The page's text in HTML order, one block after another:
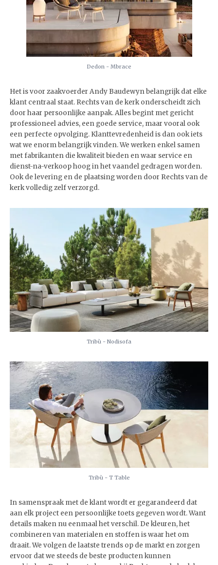
Dedon - Mbrace
Het is voor zaakvoerder Andy Baudewyn belangrijk dat elke
klant centraal staat. Rechts van de kerk onderscheidt zich
door haar persoonlijke aanpak. Alles begint met gericht
professioneel advies, een goede service, maar vooral ook
een perfecte opvolging. Klanttevredenheid is dan ook iets
wat we enorm belangrijk vinden. We werken enkel samen
met fabrikanten die kwaliteit bieden en waar service en
dienst-na-verkoop hoog in het vaandel gedragen worden.
Ook de levering en de plaatsing worden door Rechts van de
kerk volledig zelf verzorgd.
Tribù - Nodisofa
Tribù - T Table
In samenspraak met de klant wordt er gegarandeerd dat
aan elk project een persoonlijke toets gegeven wordt. Want
details maken nu eenmaal het verschil. De kleuren, het
combineren van materialen en stoffen is waar het om
draait. We volgen de laatste trends op de markt en zorgen
ervoor dat we steeds de beste producten kunnen